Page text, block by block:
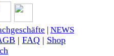
| NEWS
| FAQ | Shop